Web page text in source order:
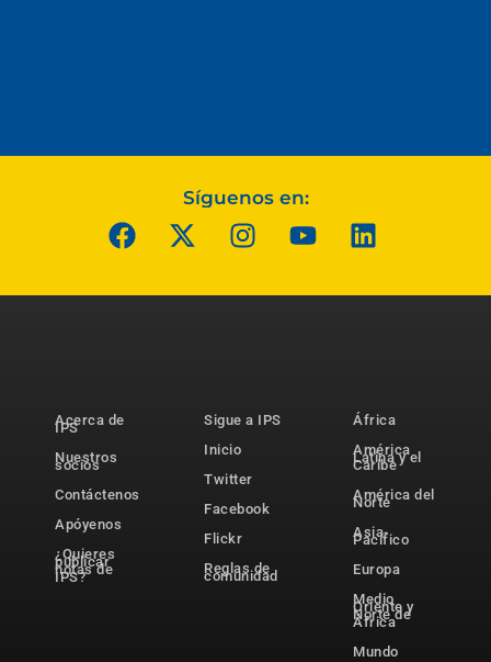
Síguenos en:
Acerca de
IPS
Nuestros
socios
Contáctenos
Apóyenos
¿Quieres
publicar
notas de
IPS?
Sigue a IPS
Inicio
Twitter
Facebook
Flickr
Reglas de
comunidad
África
América
Latina y el
Caribe
América del
Norte
Asia-
Pacífico
Europa
Medio
Oriente y
Norte de
África
Mundo